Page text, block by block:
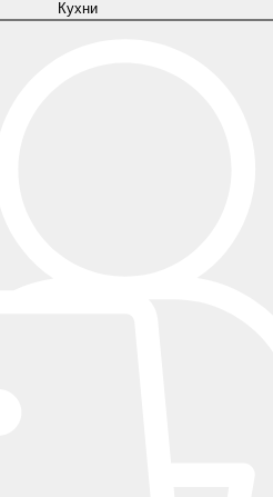
Кухни